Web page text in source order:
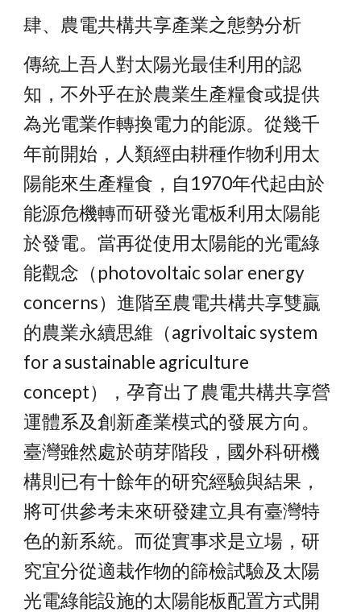
肆、農電共構共享產業之態勢分析
傳統上吾人對太陽光最佳利用的認
知，不外乎在於農業生產糧食或提供
為光電業作轉換電力的能源。從幾千
年前開始，人類經由耕種作物利用太
陽能來生產糧食，自1970年代起由於
能源危機轉而研發光電板利用太陽能
於發電。當再從使用太陽能的光電綠
能觀念（photovoltaic solar energy
concerns）進階至農電共構共享雙贏
的農業永續思維（agrivoltaic system
for a sustainable agriculture
concept），孕育出了農電共構共享營
運體系及創新產業模式的發展方向。
臺灣雖然處於萌芽階段，國外科研機
構則已有十餘年的研究經驗與結果，
將可供參考未來研發建立具有臺灣特
色的新系統。而從實事求是立場，研
究宜分從適栽作物的篩檢試驗及太陽
光電綠能設施的太陽能板配置方式開